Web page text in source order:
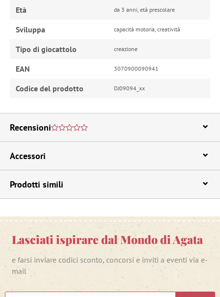
Età da 3 anni, età prescolare
Sviluppa capacità motoria, creatività
Tipo di giocattolo creazione
EAN 3070900090941
Codice del prodotto DJ09094_xx
Recensioni
Accessori
Prodotti simili
Lasciati ispirare dal Mondo di Agata
e farsi inviare codici sconto, concorsi e inviti a eventi via e-
mail